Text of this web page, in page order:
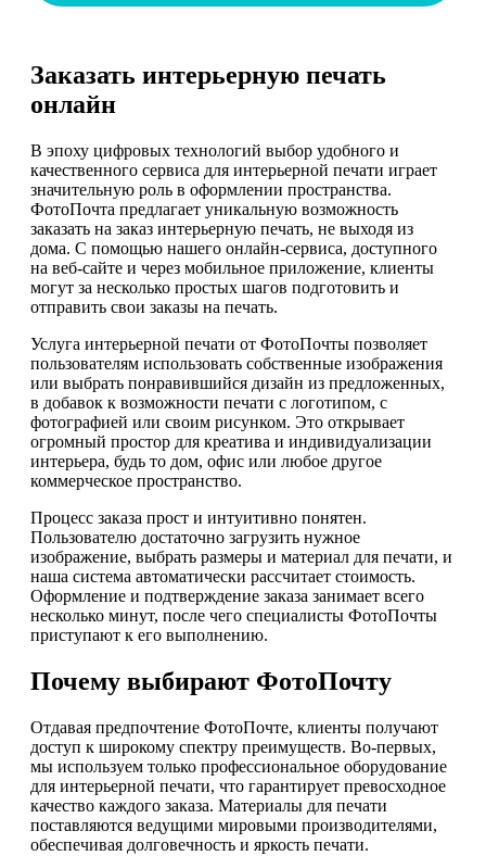
Заказать интерьерную печать
онлайн
В эпоху цифровых технологий выбор удобного и
качественного сервиса для интерьерной печати играет
значительную роль в оформлении пространства.
ФотоПочта предлагает уникальную возможность
заказать на заказ интерьерную печать, не выходя из
дома. С помощью нашего онлайн-сервиса, доступного
на веб-сайте и через мобильное приложение, клиенты
могут за несколько простых шагов подготовить и
отправить свои заказы на печать.
Услуга интерьерной печати от ФотоПочты позволяет
пользователям использовать собственные изображения
или выбрать понравившийся дизайн из предложенных,
в добавок к возможности печати с логотипом, с
фотографией или своим рисунком. Это открывает
огромный простор для креатива и индивидуализации
интерьера, будь то дом, офис или любое другое
коммерческое пространство.
Процесс заказа прост и интуитивно понятен.
Пользователю достаточно загрузить нужное
изображение, выбрать размеры и материал для печати, и
наша система автоматически рассчитает стоимость.
Оформление и подтверждение заказа занимает всего
несколько минут, после чего специалисты ФотоПочты
приступают к его выполнению.
Почему выбирают ФотоПочту
Отдавая предпочтение ФотоПочте, клиенты получают
доступ к широкому спектру преимуществ. Во-первых,
мы используем только профессиональное оборудование
для интерьерной печати, что гарантирует превосходное
качество каждого заказа. Материалы для печати
поставляются ведущими мировыми производителями,
обеспечивая долговечность и яркость печати.